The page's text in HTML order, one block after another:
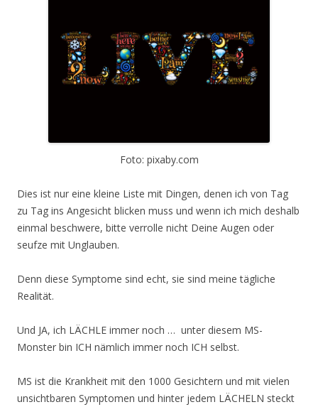
Foto: pixaby.com
Dies ist nur eine kleine Liste mit Dingen, denen ich von Tag
zu Tag ins Angesicht blicken muss und wenn ich mich deshalb
einmal beschwere, bitte verrolle nicht Deine Augen oder
seufze mit Unglauben.
Denn diese Symptome sind echt, sie sind meine tägliche
Realität.
Und JA, ich LÄCHLE immer noch … unter diesem MS-
Monster bin ICH nämlich immer noch ICH selbst.
MS ist die Krankheit mit den 1000 Gesichtern und mit vielen
unsichtbaren Symptomen und hinter jedem LÄCHELN steckt